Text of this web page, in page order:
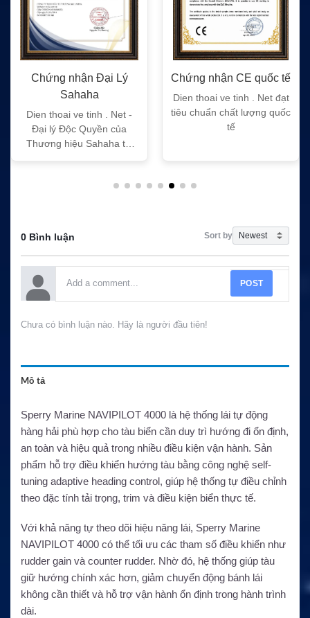
Chứng nhận Đại Lý
Sahaha
Dien thoai ve tinh . Net -
Đại lý Độc Quyền của
Thương hiệu Sahaha tại
Chứng nhận CE quốc tế
Dien thoai ve tinh . Net đạt
tiêu chuẩn chất lượng quốc
tế
0 Bình luận Sort by
POST
Chưa có bình luận nào. Hãy là người đầu tiên!
Mô tả
Sperry Marine NAVIPILOT 4000 là hệ thống lái tự động
hàng hải phù hợp cho tàu biển cần duy trì hướng đi ổn định,
an toàn và hiệu quả trong nhiều điều kiện vận hành. Sản
phẩm hỗ trợ điều khiển hướng tàu bằng công nghệ self-
tuning adaptive heading control, giúp hệ thống tự điều chỉnh
theo đặc tính tải trọng, trim và điều kiện biển thực tế.
Với khả năng tự theo dõi hiệu năng lái, Sperry Marine
NAVIPILOT 4000 có thể tối ưu các tham số điều khiển như
rudder gain và counter rudder. Nhờ đó, hệ thống giúp tàu
giữ hướng chính xác hơn, giảm chuyển động bánh lái
không cần thiết và hỗ trợ vận hành ổn định trong hành trình
dài.